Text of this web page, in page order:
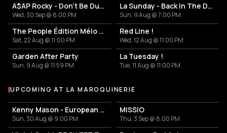
A$AP Rocky - Don't Be Dumb World Tour
Wed, 30 Sep @ 8:00 PM
La Sunday - Back In The Day!
Sun, 9 Aug @ 7:00 PM
The People Édition Mélo Décalé
Sat, 22 Aug @ 11:00 PM
Red Line !
Wed, 12 Aug @ 11:00 PM
Garden After Party
Sun, 9 Aug @ 11:59 PM
La Tuesday !
Tue, 11 Aug @ 11:00 PM
More events at La Maroquinerie
UPCOMING AT LA MAROQUINERIE
Kenny Mason - European BULLDAWG Tour
Sun, 30 Aug @ 9:00 PM
MISSIO
Thu, 3 Sep @ 8:00 PM